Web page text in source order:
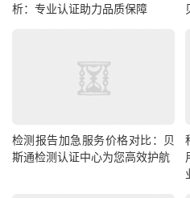
析：专业认证助力品质保障
检测报告加急服务价格对比：贝
斯通检测认证中心为您高效护航